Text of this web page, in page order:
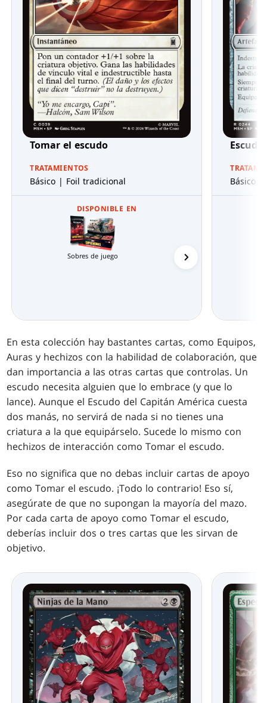
Tomar el escudo
TRATAMIENTOS
Básico | Foil tradicional
DISPONIBLE EN
Sobres de juego
Básico |
En esta colección hay bastantes cartas, como Equipos,
Auras y hechizos con la habilidad de colaboración, que
dan importancia a las otras cartas que controlas. Un
escudo necesita alguien que lo embrace (y que lo
lance). Aunque el Escudo del Capitán América cuesta
dos manás, no servirá de nada si no tienes una
criatura a la que equipárselo. Sucede lo mismo con
hechizos de interacción como Tomar el escudo.
Eso no significa que no debas incluir cartas de apoyo
como Tomar el escudo. ¡Todo lo contrario! Eso sí,
asegúrate de que no supongan la mayoría del mazo.
Por cada carta de apoyo como Tomar el escudo,
deberías incluir dos o tres cartas que les sirvan de
objetivo.